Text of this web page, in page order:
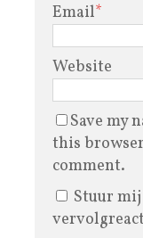
Email*
Website
Save my
this
comment.
Stuur